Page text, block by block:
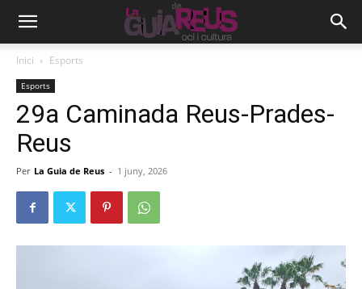
Inici Esports
Esports
29a Caminada Reus-Prades-
Reus
Per La Guia de Reus - 1 juny, 2026